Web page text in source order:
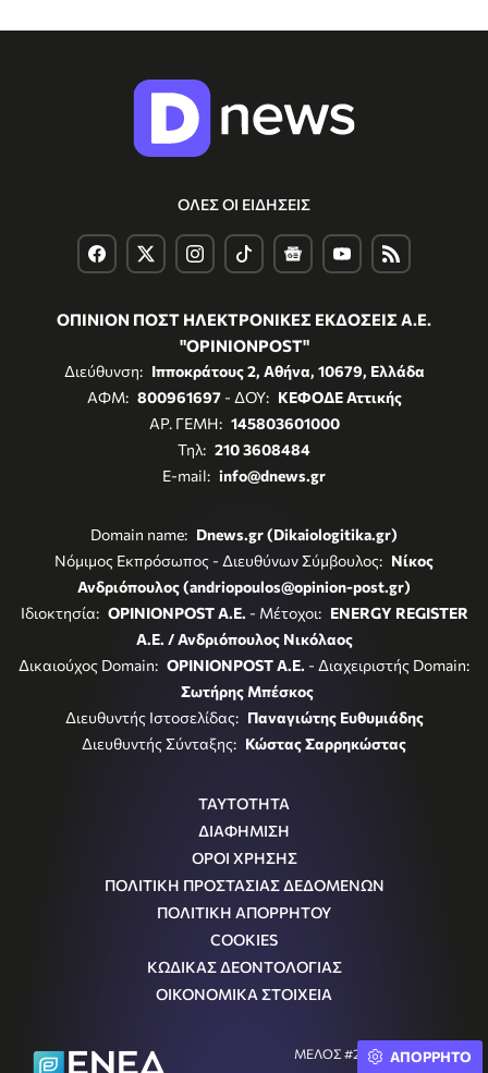
ΟΛΕΣ ΟΙ ΕΙΔΗΣΕΙΣ
ΟΠΙΝΙΟΝ ΠΟΣΤ ΗΛΕΚΤΡΟΝΙΚΕΣ ΕΚΔΟΣΕΙΣ Α.Ε.
"OPINIONPOST"
Διεύθυνση: Ιπποκράτους 2, Αθήνα, 10679, Ελλάδα
ΑΦΜ: 800961697- ΔΟΥ: ΚΕΦΟΔΕ Αττικής
ΑΡ. ΓΕΜΗ: 145803601000
Τηλ: 210 3608484
E-mail: info@dnews.gr
Domain name: Dnews.gr (Dikaiologitika.gr)
Νόμιμος Εκπρόσωπος - Διευθύνων Σύμβουλος: Νίκος
Ανδριόπουλος (andriopoulos@opinion-post.gr)
Ιδιοκτησία: OPINIONPOST A.E. - Μέτοχοι: ENERGY REGISTER
Α.Ε. / Ανδριόπουλος Νικόλαος
Δικαιούχος Domain: OPINIONPOST A.E. - Διαχειριστής Domain:
Σωτήρης Μπέσκος
Διευθυντής Ιστοσελίδας: Παναγιώτης Ευθυμιάδης
Διευθυντής Σύνταξης: Κώστας Σαρρηκώστας
ΤΑΥΤΟΤΗΤΑ
ΔΙΑΦΗΜΙΣΗ
ΟΡΟΙ ΧΡΗΣΗΣ
ΠΟΛΙΤΙΚΗ ΠΡΟΣΤΑΣΙΑΣ ΔΕΔΟΜΕΝΩΝ
ΠΟΛΙΤΙΚΗ ΑΠΟΡΡΗΤΟΥ
COOKIES
ΚΩΔΙΚΑΣ ΔΕΟΝΤΟΛΟΓΙΑΣ
ΟΙΚΟΝΟΜΙΚΑ ΣΤΟΙΧΕΙΑ
ΜΕΛΟΣ #242054ΑΠΟΡΡΗΤΟ